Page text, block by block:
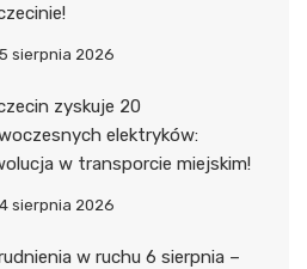
5 sierpnia 2026
zyskuje 20
elektryków:
w transporcie miejskim!
4 sierpnia 2026
w ruchu 6 sierpnia –